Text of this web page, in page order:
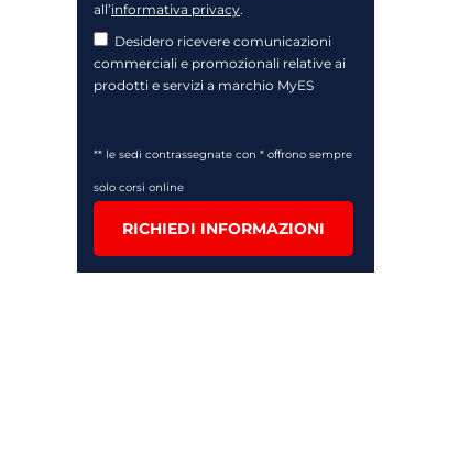
all’informativa privacy.
Desidero ricevere comunicazioni
commerciali e promozionali relative ai
prodotti e servizi a marchio MyES
** le sedi contrassegnate con * offrono sempre
solo corsi online
RICHIEDI INFORMAZIONI